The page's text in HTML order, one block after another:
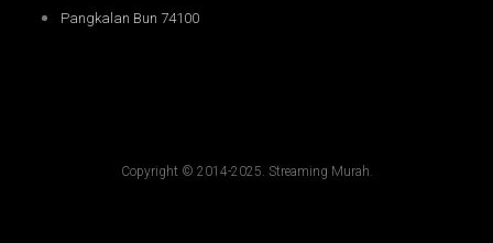
Pangkalan Bun 74100
Copyright © 2014-2025. Streaming Murah.